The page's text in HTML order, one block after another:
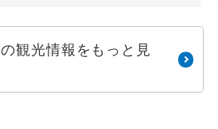
観光情報をもっと見